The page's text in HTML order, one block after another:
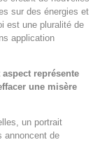
sur des énergies et
est une pluralité de
application
représente
une misère
un portrait
annoncent de